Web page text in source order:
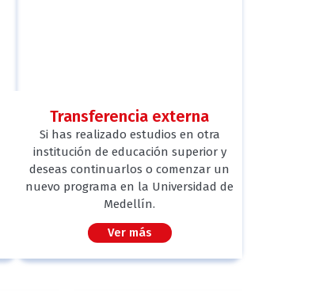
Transferencia externa
Si has realizado estudios en otra
institución de educación superior y
deseas continuarlos o comenzar un
nuevo programa en la Universidad de
Medellín.
Ver más